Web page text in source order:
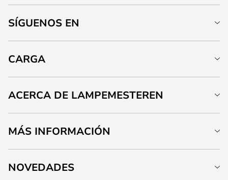
SÍGUENOS EN
CARGA
ACERCA DE LAMPEMESTEREN
MÁS INFORMACIÓN
NOVEDADES